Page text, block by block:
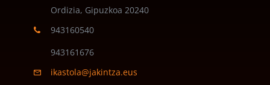
Ordizia, Gipuzkoa 20240
943160540
943161676
ikastola@jakintza.eus